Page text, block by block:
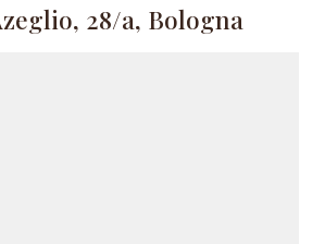
28/a, Bologna